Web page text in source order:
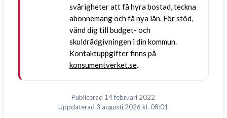
svårigheter att få hyra bostad, teckna
abonnemang och få nya lån. För stöd,
vänd dig till budget- och
skuldrådgivningen i din kommun.
Kontaktuppgifter finns på
konsumentverket.se.
Publicerad 14 februari 2022
Uppdaterad 3 augusti 2026 kl. 08:01